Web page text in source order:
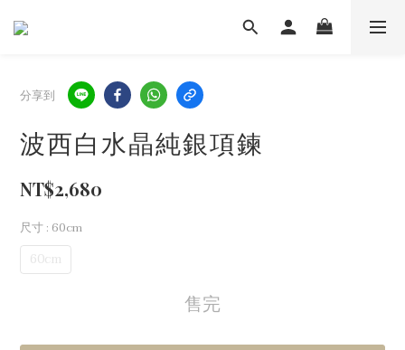
分享到
波西白水晶純銀項鍊
NT$2,680
尺寸: 60cm
60cm
售完